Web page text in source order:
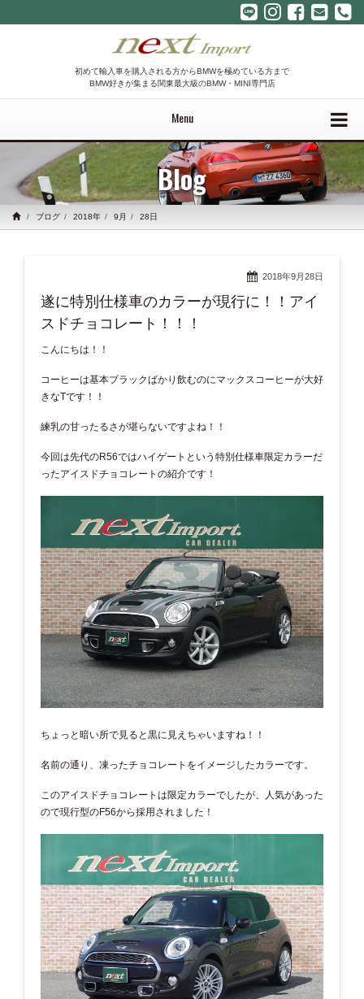
初めて輸入車を購入される方からBMWを極めている方まで
BMW好きが集まる関東最大級のBMW・MINI専門店
Menu
Blog
ブログ 2018年 9月 28日
2018年9月28日
遂に特別仕様車のカラーが現行に！！アイ
スドチョコレート！！！
こんにちは！！
コーヒーは基本ブラックばかり飲むのにマックスコーヒーが大好
きなTです！！
練乳の甘ったるさが堪らないですよね！！
今回は先代のR56ではハイゲートという特別仕様車限定カラーだ
ったアイスドチョコレートの紹介です！
ちょっと暗い所で見ると黒に見えちゃいますね！！
名前の通り、凍ったチョコレートをイメージしたカラーです。
このアイスドチョコレートは限定カラーでしたが、人気があった
ので現行型のF56から採用されました！